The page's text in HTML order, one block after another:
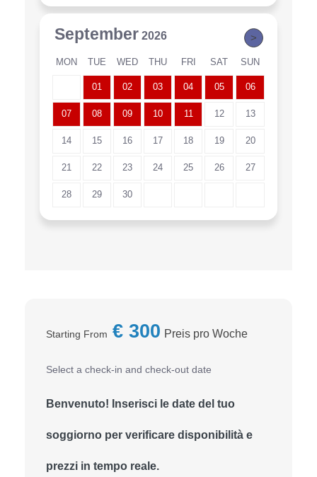
September 2026 >
MON TUE WED THU FRI SAT SUN
01 02 03 04 05 06
07 08 09 10 11 12 13
14 15 16 17 18 19 20
21 22 23 24 25 26 27
28 29 30
Starting From € 300 Preis pro Woche
Select a check-in and check-out date
Benvenuto! Inserisci le date del tuo
soggiorno per verificare disponibilità e
prezzi in tempo reale.